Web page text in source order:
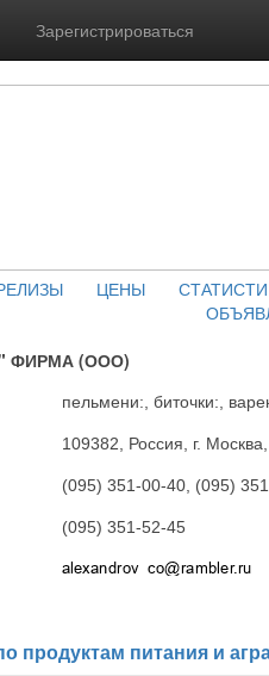
Зарегистрироваться
ЦЕНЫ
ФИРМА (ООО)
пельмени:, биточки:,
109382, Россия, г.
(095) 351-00-40, (095)
(095) 351-52-45
продуктам питания и